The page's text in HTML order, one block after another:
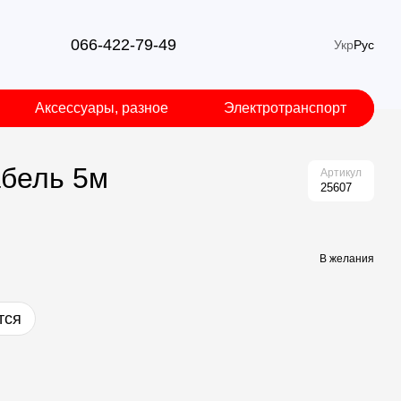
066-422-79-49 УкрРус
Аксессуары, разное Электротранспорт
5м Артикул
25607
В желания